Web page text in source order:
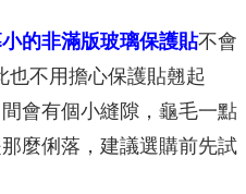
的非滿版玻璃保護貼不會
也不用擔心保護貼翹起
會有個小縫隙，龜毛一點
麼俐落，建議選購前先試